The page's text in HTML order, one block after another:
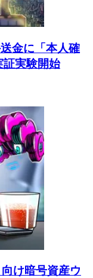
金に「本人確
証実験開始
け暗号資産ウ